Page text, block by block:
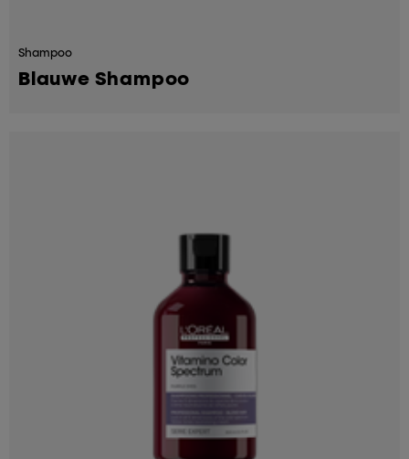
Shampoo
Blauwe Shampoo